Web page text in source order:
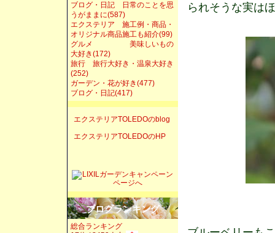
られそうな実は
ブログ・日記 日常のことを思
うがままに(587)
エクステリア 施工例・商品・
オリジナル商品施工も紹介(99)
グルメ 美味しいもの
大好き(172)
旅行 旅行大好き・温泉大好き
(252)
ガーデン・花が好き(477)
ブログ・日記(417)
エクステリアTOLEDOのblog
エクステリアTOLEDOのHP
ブログランキング
総合ランキング